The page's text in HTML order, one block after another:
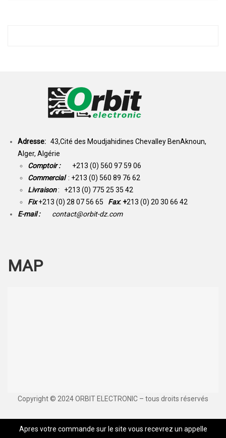
Adresse: 43,Cité des Moudjahidines Chevalley BenAknoun,
Alger, Algérie
Comptoir : +213 (0) 560 97 59 06
Commercial : +213 (0) 560 89 76 62
Livraison: +213 (0) 775 25 35 42
Fix +213 (0) 28 07 56 65 Fax: +213 (0) 20 30 66 42
E-mail :
contact@orbit-dz.com
MAP
Copyright © 2024 ORBIT ELECTRONIC – tous droits réservés
Apres votre commande sur le site vous recevrez un appelle